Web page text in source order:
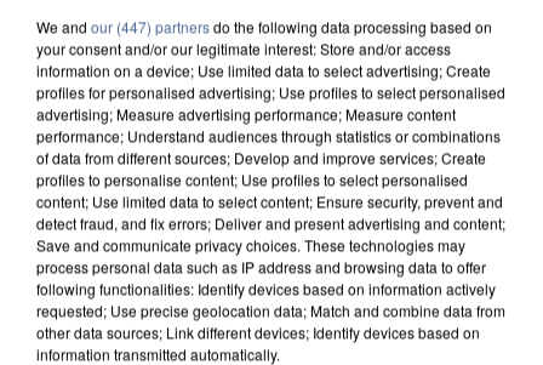
We and our (447) partnersdo the following data processing based on
your consent and/or our legitimate interest: Store and/or access
information on a device; Use limited data to select advertising; Create
profiles for personalised advertising; Use profiles to select personalised
advertising; Measure advertising performance; Measure content
performance; Understand audiences through statistics or combinations
of data from different sources; Develop and improve services; Create
profiles to personalise content; Use profiles to select personalised
content; Use limited data to select content; Ensure security, prevent and
detect fraud, and fix errors; Deliver and present advertising and content;
Save and communicate privacy choices. These technologies may
process personal data such as IP address and browsing data to offer
following functionalities: Identify devices based on information actively
requested; Use precise geolocation data; Match and combine data from
other data sources; Link different devices; Identify devices based on
information transmitted automatically.